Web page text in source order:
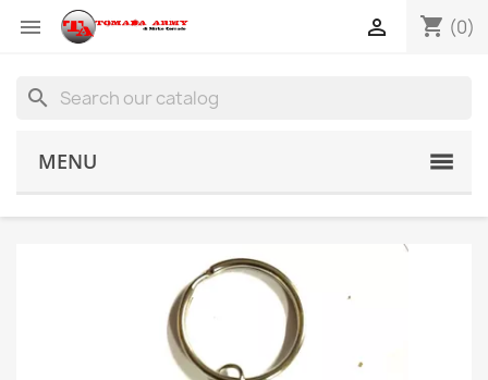
 shopping_cart (0)

search
MENU